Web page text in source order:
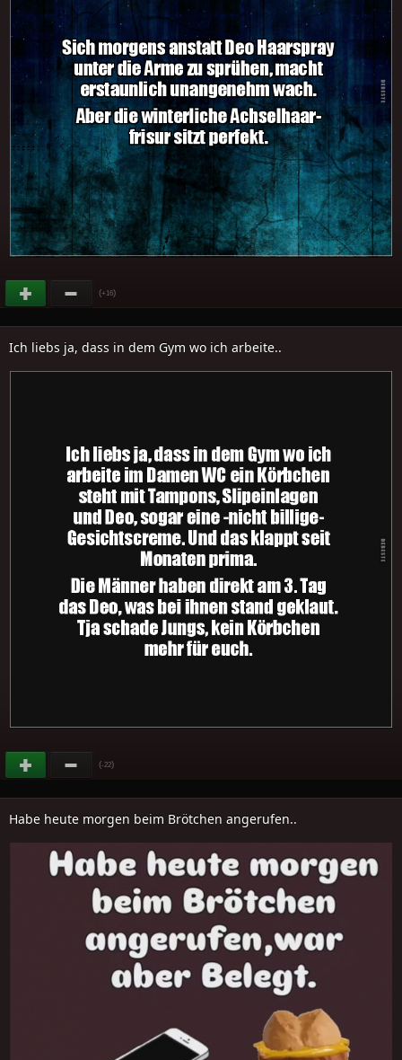
(+16)
Ich liebs ja, dass in dem Gym wo ich arbeite..
(-22)
Habe heute morgen beim Brötchen angerufen..